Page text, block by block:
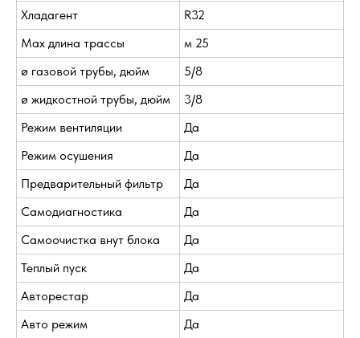
Хладагент
R32
Max длина трассы
м 25
ø газовой трубы, дюйм
5/8
ø жидкостной трубы, дюйм
3/8
Режим вентиляции
Да
Режим осушения
Да
Предварительный фильтр
Да
Самодиагностика
Да
Самоочистка внут блока
Да
Теплый пуск
Да
Авторестар
Да
Авто режим
Да